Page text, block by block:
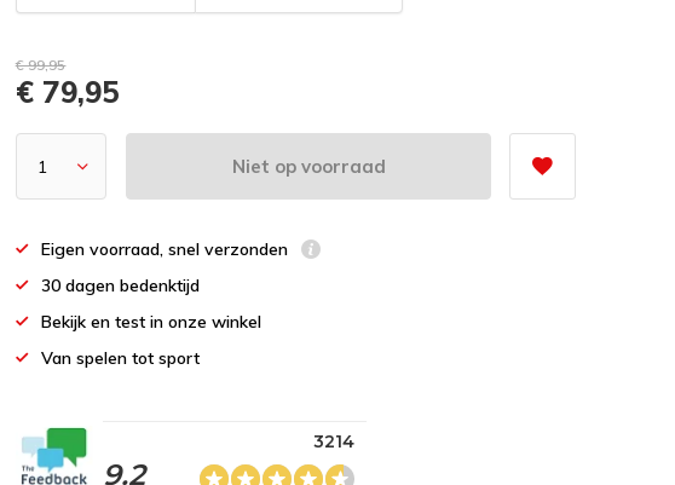
€ 99,95
€ 79,95
Niet op voorraad
Eigen voorraad, snel verzonden
30 dagen bedenktijd
Bekijk en test in onze winkel
Van spelen tot sport
9.2
3214